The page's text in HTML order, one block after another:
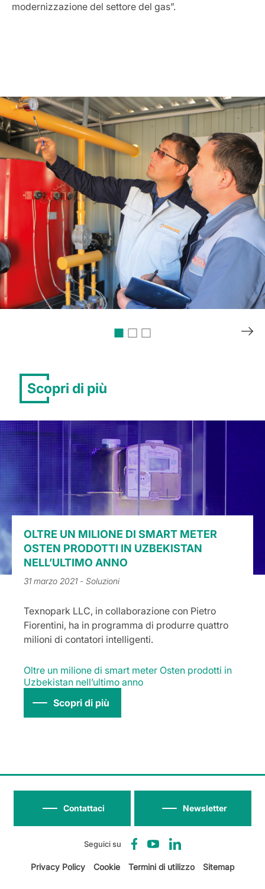
modernizzazione del settore del gas”.
Scopri di più
OLTRE UN MILIONE DI SMART METER
OSTEN PRODOTTI IN UZBEKISTAN
NELL’ULTIMO ANNO
31 marzo 2021 - Soluzioni
Texnopark LLC, in collaborazione con Pietro
Fiorentini, ha in programma di produrre quattro
milioni di contatori intelligenti.
Oltre un milione di smart meter Osten prodotti in
Uzbekistan nell’ultimo anno
Scopri di più
Seguici su
Newsletter
Contattaci
Privacy Policy Cookie Termini di utilizzo Sitemap